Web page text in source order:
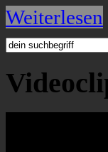
Weiterlesen